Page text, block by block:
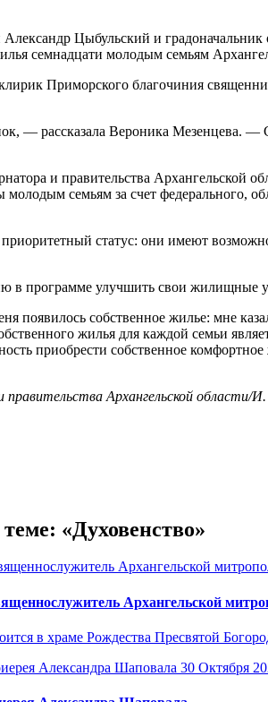
Александр Цыбульский и
семнадцати молодым семьям
Приморского благочиния
— рассказала Вероника Мезенцева.
и правительства Архангельской
молодым семьям за счет федерального,
статус: они имеют
в программе улучшить свои жилищные
появилось собственное жилье: мне
жилья для каждой семьи
приобрести собственное
Архангельской области/
«Духовенство»
Архангельской
в храме Рождества Пресвятой
30 Октября